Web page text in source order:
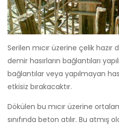
Serilen mıcır üzerine çelik
demir hasırların bağlantıları
bağlantılar veya yapılmayan
etkisiz bırakacaktır.
Dökülen bu mıcır üzerine
sınıfında beton atılır. Bu